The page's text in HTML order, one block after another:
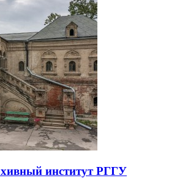
институт РГГУ